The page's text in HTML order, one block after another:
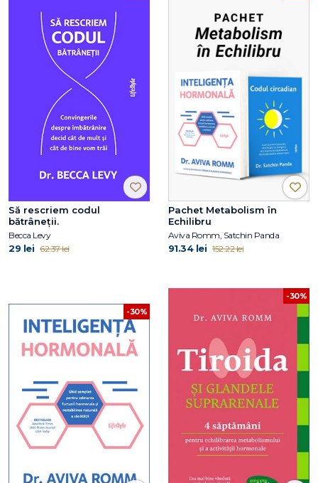
Să rescriem codul
bătrâneții.
Becca Levy
29 lei 62.37 lei
Pachet Metabolism în
Echilibru
Aviva Romm, Satchin Panda
91.34 lei 152.22 lei
-30%
-30%